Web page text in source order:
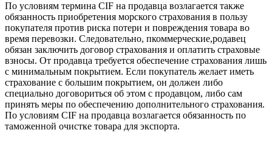
По условиям термина CIF на продавца возлагается также
обязанность приобретения морского страхования в пользу
покупателя против риска потери и повреждения товара во
время перевозки. Следовательно, пкоммерческие,родавец
обязан заключить договор страхования и оплатить страховые
взносы. От продавца требуется обеспечение страхования лишь
с минимальным покрытием. Если покупатель желает иметь
страхование с большим покрытием, он должен либо
специально договориться об этом с продавцом, либо сам
принять меры по обеспечению дополнительного страхования.
По условиям CIF на продавца возлагается обязанность по
таможенной очистке товара для экспорта.